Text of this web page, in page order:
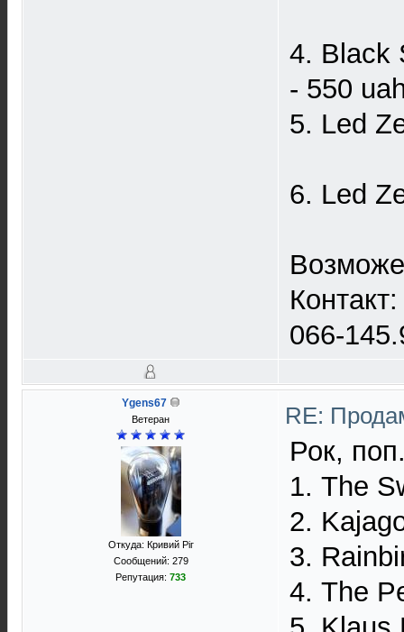
4. Black
- 550
5. Led
6. Led
066-
Ygens67
Ветеран
Откуда: Кривий Ріг
Сообщений: 279
Репутация: 733
RE:
Рок,
1. The
2.
3.
4. The